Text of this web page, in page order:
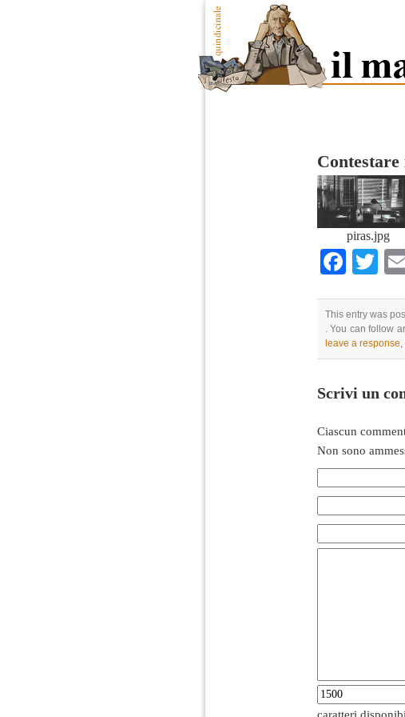
piras.jpg
This entry was
. You can follow
leave a response,
Scrivi un
Ciascun
Non sono